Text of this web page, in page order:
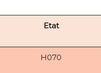
Etat
H070